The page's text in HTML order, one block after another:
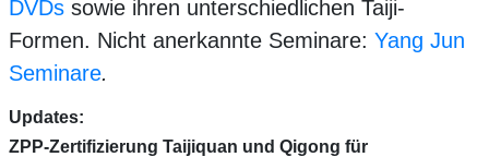
DVDs sowie ihren unterschiedlichen Taiji-
Formen. Nicht anerkannte Seminare: Yang Jun
Seminare.
Updates:
ZPP-Zertifizierung Taijiquan und Qigong für